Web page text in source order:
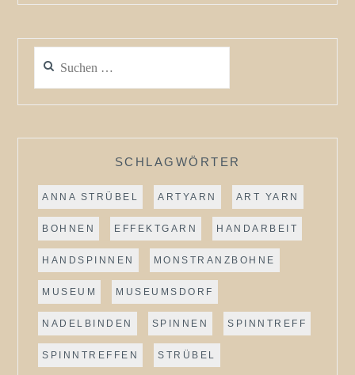
nach:
SCHLAGWÖRTER
ANNA STRÜBEL ARTYARN ART YARN
BOHNEN EFFEKTGARN HANDARBEIT
HANDSPINNEN MONSTRANZBOHNE
MUSEUM MUSEUMSDORF
NADELBINDEN SPINNEN SPINNTREFF
SPINNTREFFEN STRÜBEL